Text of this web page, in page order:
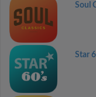
Soul
Star